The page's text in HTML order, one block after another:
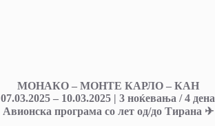
МОНАКО – МОНТЕ КАРЛО – КАН
07.03.2025 – 10.03.2025 | 3 ноќевања / 4 дена
Авионска програма со лет од/до Тирана ✈